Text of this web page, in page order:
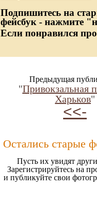
Подпишитесь на
фейсбук - нажмите
Если понравился
Предыдущая
"Привокзальная
Харьков"
<<-
Остались старые
Пусть их увидят
Зарегистрируйтесь на
и публикуйте свои